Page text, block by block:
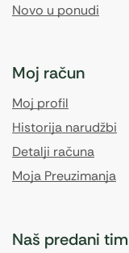
Novo u ponudi
Moj račun
Moj profil
Historija narudžbi
Detalji računa
Moja Preuzimanja
Naš predani